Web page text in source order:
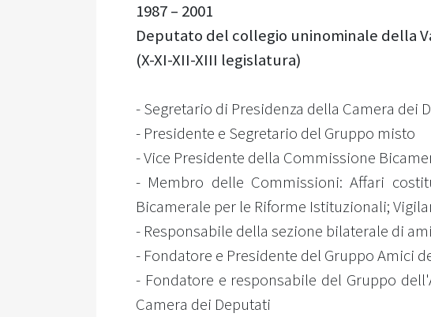
1987 – 2001
Deputato del collegio uninominale della
(X-XI-XII-XIII legislatura)
- Segretario di Presidenza della Camera dei
- Presidente e Segretario del Gruppo misto
- Vice Presidente della Commissione
- Membro delle Commissioni: Affari
Bicamerale per le Riforme Istituzionali;
- Responsabile della sezione bilaterale di
- Fondatore e Presidente del Gruppo Amici
- Fondatore e responsabile del Gruppo
Camera dei Deputati